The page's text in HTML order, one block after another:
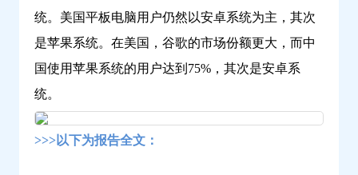
统。美国平板电脑用户仍然以安卓系统为主，其次
是苹果系统。在美国，谷歌的市场份额更大，而中
国使用苹果系统的用户达到75%，其次是安卓系
统。
>>>以下为报告全文：